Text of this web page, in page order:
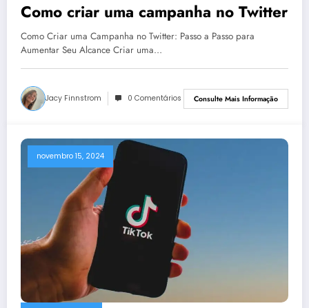
Como criar uma campanha no Twitter
Como Criar uma Campanha no Twitter: Passo a Passo para
Aumentar Seu Alcance Criar uma…
Jacy Finnstrom 0 Comentários Consulte Mais Informação
novembro 15, 2024